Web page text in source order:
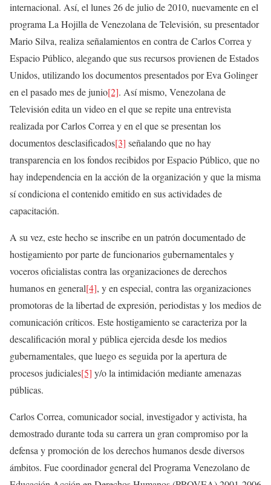
internacional. Así, el lunes 26 de julio de 2010, nuevamente en el
programa La Hojilla de Venezolana de Televisión, su presentador
Mario Silva, realiza señalamientos en contra de Carlos Correa y
Espacio Público, alegando que sus recursos provienen de Estados
Unidos, utilizando los documentos presentados por Eva Golinger
en el pasado mes de junio[2]. Así mismo, Venezolana de
Televisión edita un video en el que se repite una entrevista
realizada por Carlos Correa y en el que se presentan los
documentos desclasificados[3] señalando que no hay
transparencia en los fondos recibidos por Espacio Público, que no
hay independencia en la acción de la organización y que la misma
sí condiciona el contenido emitido en sus actividades de
capacitación.
A su vez, este hecho se inscribe en un patrón documentado de
hostigamiento por parte de funcionarios gubernamentales y
voceros oficialistas contra las organizaciones de derechos
humanos en general[4], y en especial, contra las organizaciones
promotoras de la libertad de expresión, periodistas y los medios de
comunicación críticos. Este hostigamiento se caracteriza por la
descalificación moral y pública ejercida desde los medios
gubernamentales, que luego es seguida por la apertura de
procesos judiciales[5] y/o la intimidación mediante amenazas
públicas.
Carlos Correa, comunicador social, investigador y activista, ha
demostrado durante toda su carrera un gran compromiso por la
defensa y promoción de los derechos humanos desde diversos
ámbitos. Fue coordinador general del Programa Venezolano de